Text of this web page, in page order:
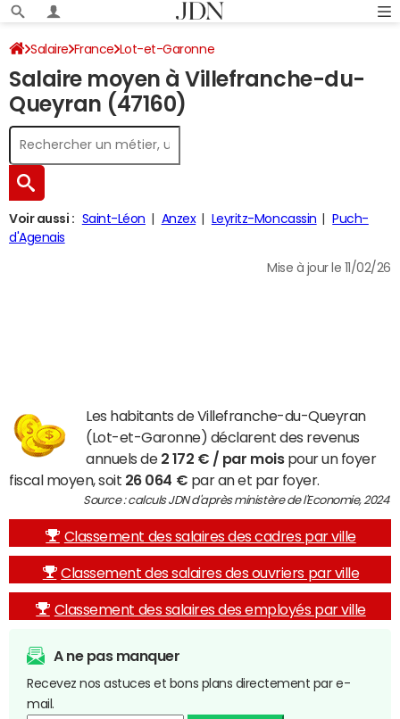
Salaire France Lot-et-Garonne
Salaire moyen à Villefranche-du-
Queyran (47160)
Voir aussi : Saint-Léon Anzex Leyritz-Moncassin
Puch-
d'Agenais
Mise à jour le 11/02/26
Les habitants de Villefranche-du-Queyran
(Lot-et-Garonne) déclarent des revenus
annuels de 2 172 € / par moispour un foyer
fiscal moyen, soit 26 064 € par an et par foyer.
Source : calculs JDN d'après ministère de l'Economie, 2024
Classement des salaires des cadres par ville
Classement des salaires des ouvriers par ville
Classement des salaires des employés par ville
A ne pas manquer
Recevez nos astuces et bons plans directement par e-
mail.